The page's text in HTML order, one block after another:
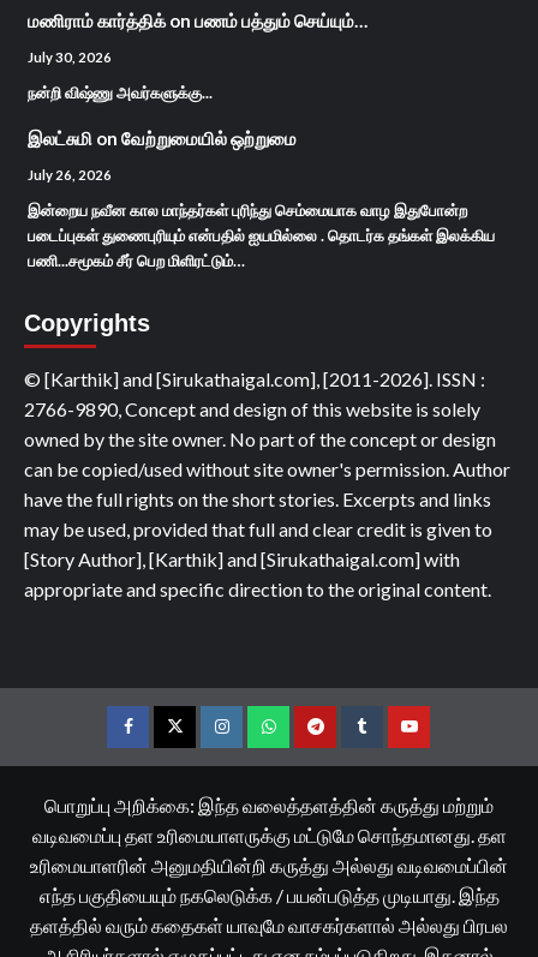
மணிராம் கார்த்திக்on பணம் பத்தும் செய்யும்…
July 30, 2026
நன்றி விஷ்ணு அவர்களுக்கு...
இலட்சுமி on வேற்றுமையில் ஒற்றுமை
July 26, 2026
இன்றைய நவீன கால மாந்தர்கள் புரிந்து செம்மையாக வாழ இதுபோன்ற
படைப்புகள் துணைபுரியும் என்பதில் ஐயமில்லை . தொடர்க தங்கள் இலக்கிய
பணி...சமூகம் சீர் பெற மிளிரட்டும்…
Copyrights
© [Karthik] and [Sirukathaigal.com], [2011-2026]. ISSN :
2766-9890, Concept and design of this website is solely
owned by the site owner. No part of the concept or design
can be copied/used without site owner's permission. Author
have the full rights on the short stories. Excerpts and links
may be used, provided that full and clear credit is given to
[Story Author], [Karthik] and [Sirukathaigal.com] with
appropriate and specific direction to the original content.
FacebookTwitterInstagramWhatsappTelegramTumblrYouTube
பொறுப்பு அறிக்கை: இந்த வலைத்தளத்தின் கருத்து மற்றும்
வடிவமைப்பு தள உரிமையாளருக்கு மட்டுமே சொந்தமானது. தள
உரிமையாளரின் அனுமதியின்றி கருத்து அல்லது வடிவமைப்பின்
எந்த பகுதியையும் நகலெடுக்க / பயன்படுத்த முடியாது. இந்த
தளத்தில் வரும் கதைகள் யாவுமே வாசகர்களால் அல்லது பிரபல